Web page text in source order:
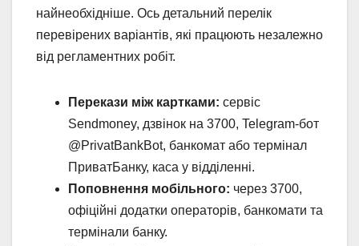
найнеобхідніше. Ось детальний перелік
перевірених варіантів, які працюють незалежно
від регламентних робіт.
Перекази між картками: сервіс
Sendmoney, дзвінок на 3700, Telegram-бот
@PrivatBankBot, банкомат або термінал
ПриватБанку, каса у відділенні.
Поповнення мобільного: через 3700,
офіційні додатки операторів, банкомати та
термінали банку.